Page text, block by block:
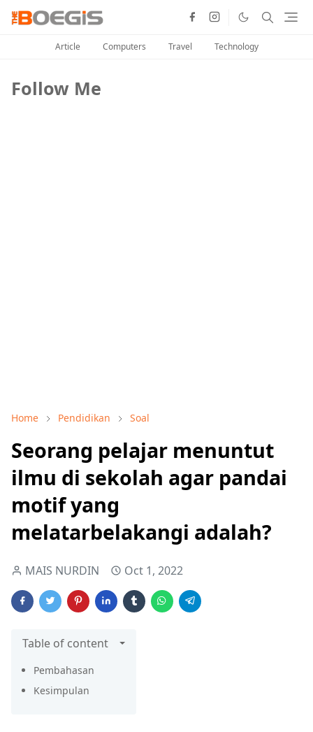
Article Computers Travel Technology
Follow Me
Home Pendidikan Soal
Seorang pelajar menuntut
ilmu di sekolah agar pandai
motif yang
melatarbelakangi adalah?
MAIS NURDIN Oct 1, 2022
Table of content
Pembahasan
Kesimpulan